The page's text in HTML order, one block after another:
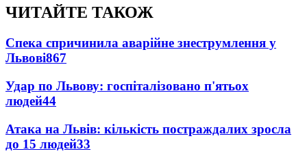
ЧИТАЙТЕ ТАКОЖ
Спека спричинила аварійне знеструмлення у
Львові867
Удар по Львову: госпіталізовано п'ятьох
людей44
Атака на Львів: кількість постраждалих зросла
до 15 людей33